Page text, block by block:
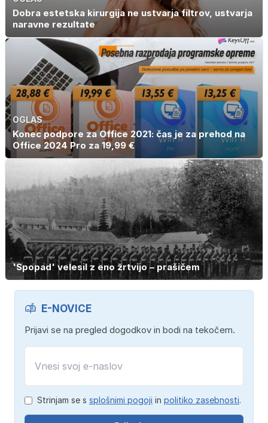
Dobra estetska kirurgija ne ustvarja filtrov, ustvarja
naravne rezultate
OGLAS
Konec podpore za Office 2021: čas je za prehod na
Office 2024 Pro za 19,99 €
'Spopad' velesil z eno žrtvijo – prašičem
E-NOVICE
Prijavi se na pregled dogodkov in bodi na tekočem.
Strinjam se s splošnimi pogoji in politiko zasebnosti.